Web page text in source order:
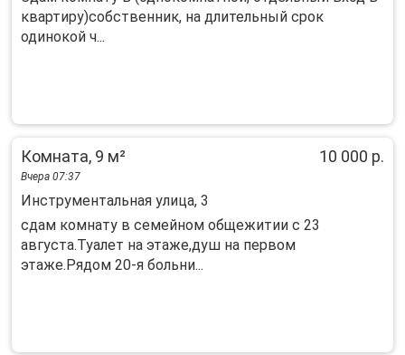
квартиру)собственник, на длительный срок
одинокой ч...
Комната, 9 м² 10 000 р.
Вчера 07:37
Инструментальная улица, 3
сдам комнату в семейном общежитии с 23
августа.Туалет на этаже,душ на первом
этаже.Рядом 20-я больни...